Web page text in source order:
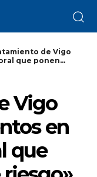
de Vigo
que ponen...
Vigo
en
que